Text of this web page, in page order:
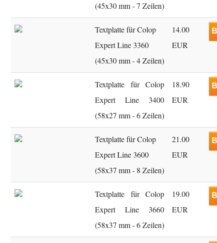
(45x30 mm - 7 Zeilen)
Textplatte für Colop
Expert Line 3360
(45x30 mm - 4 Zeilen)
14.00
EUR
Textplatte für Colop
Expert Line 3400
(58x27 mm - 6 Zeilen)
18.90
EUR
Textplatte für Colop
Expert Line 3600
(58x37 mm - 8 Zeilen)
21.00
EUR
Textplatte für Colop
Expert Line 3660
(58x37 mm - 6 Zeilen)
19.00
EUR